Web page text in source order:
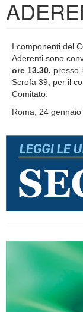
I componenti del
Aderenti sono
ore 13.30, presso
Scrofa 39, per il
Comitato.
Roma, 24